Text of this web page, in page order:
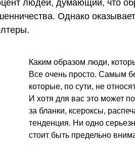
людей, думающий, что
Однако
Каким образом люди,
Все очень просто. Самым
которые, по сути, не
И хотя для вас это может
за бланки, ксероксы,
тенденция. Ни одно
стоит быть предельно